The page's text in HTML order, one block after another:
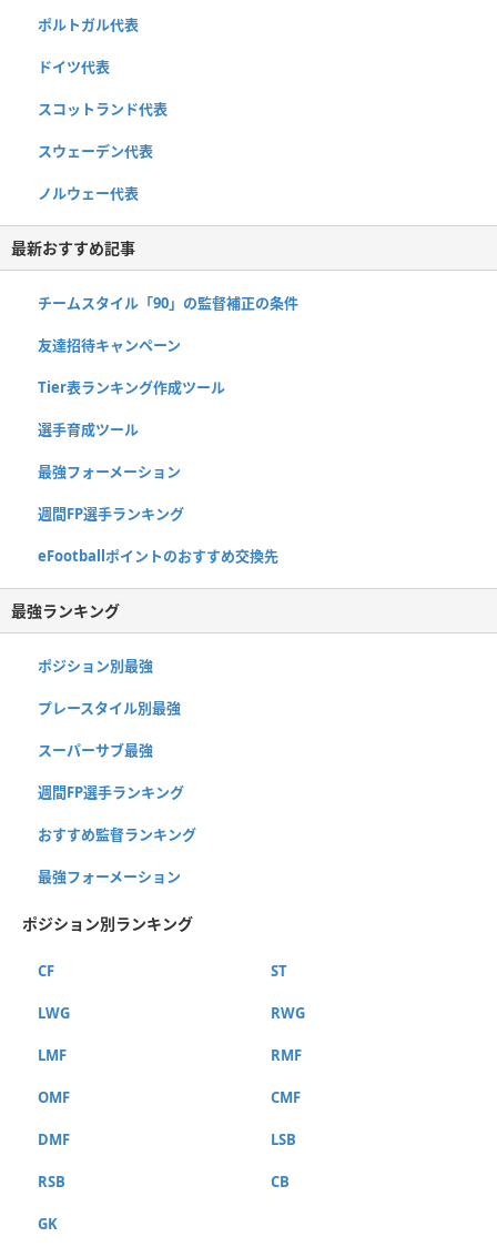
ポルトガル代表
ドイツ代表
スコットランド代表
スウェーデン代表
ノルウェー代表
最新おすすめ記事
チームスタイル「90」の監督補正の条件
友達招待キャンペーン
Tier表ランキング作成ツール
選手育成ツール
最強フォーメーション
週間FP選手ランキング
eFootballポイントのおすすめ交換先
最強ランキング
ポジション別最強
プレースタイル別最強
スーパーサブ最強
週間FP選手ランキング
おすすめ監督ランキング
最強フォーメーション
ポジション別ランキング
CF ST
LWG RWG
LMF RMF
OMF CMF
DMF LSB
RSB CB
GK